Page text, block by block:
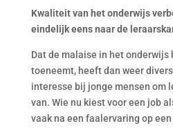
Kwaliteit van het onderwijs
eindelijk eens naar de
Dat de malaise in het onderwijs
toeneemt, heeft dan weer
interesse bij jonge mensen om
van. Wie nu kiest voor een job
vaak na een faalervaring op